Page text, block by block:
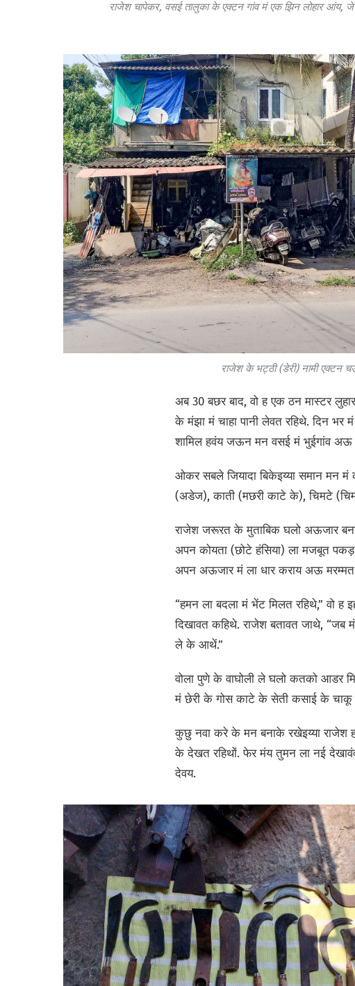
राजेश चापेकर, वसई तालुका के एक्टन गांव मं एक झिन लोहार आंय,
राजेश के भट्ठी (डेरी) नामी एक्टन
अब 30 बछर बाद, वो ह एक ठन मास्टर
के मंझा मं चाहा पानी लेवत रहिथे. दिन
शामिल हवंय जऊन मन वसई मं भुईगांव अऊ
ओकर सबले जियादा बिकेइय्या समान मन
(अडेज), काती (मछरी काटे के), चिमटे
राजेश जरूरत के मुताबिक घलो अऊजार
अपन कोयता (छोटे हंसिया) ला मजबूत
अपन अऊजार मं ला धार कराय अऊ
“हमन ला बदला मं भेंट मिलत रहिथे,” वो ह
दिखावत कहिथे. राजेश बतावत जाथे,
ले के आथें.”
वोला पुणे के वाघोली ले घलो कतको आडर
मं छेरी के गोस काटे के सेती कसाई के चाकू
कुछु नवा करे के मन बनाके रखेइय्या राजेश
के देखत रहिथों. फेर मंय तुमन ला नई
देवय.